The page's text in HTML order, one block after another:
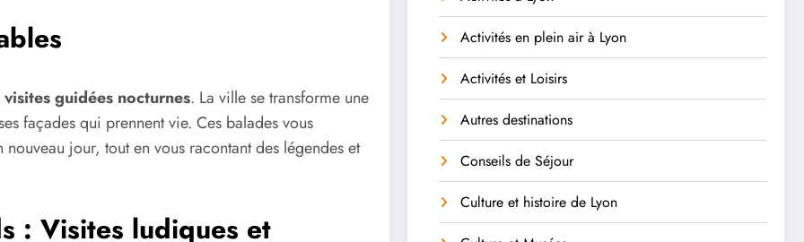
visites guidées nocturnes. La ville se transforme une
façades qui prennent vie. Ces balades vous
jour, tout en vous racontant des légendes et
: Visites ludiques et
Activités en plein air à Lyon
Activités et Loisirs
Autres destinations
Conseils de Séjour
Culture et histoire de Lyon